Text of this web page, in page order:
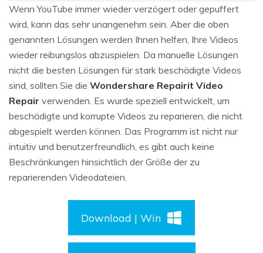
Wenn YouTube immer wieder verzögert oder gepuffert
wird, kann das sehr unangenehm sein. Aber die oben
genannten Lösungen werden Ihnen helfen, Ihre Videos
wieder reibungslos abzuspielen. Da manuelle Lösungen
nicht die besten Lösungen für stark beschädigte Videos
sind, sollten Sie die Wondershare Repairit Video
Repair verwenden. Es wurde speziell entwickelt, um
beschädigte und korrupte Videos zu reparieren, die nicht
abgespielt werden können. Das Programm ist nicht nur
intuitiv und benutzerfreundlich, es gibt auch keine
Beschränkungen hinsichtlich der Größe der zu
reparierenden Videodateien.
Download | Win